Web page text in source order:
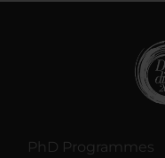
PhD Programmes